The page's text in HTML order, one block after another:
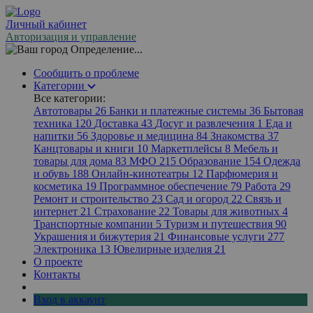
Личный кабинет
Авторизация и управление
Определение...
Сообщить о проблеме
Категории
Все категории:
Автотовары 26 Банки и платежные системы 36 Бытовая
техника 120 Доставка 43 Досуг и развлечения 1 Еда и
напитки 56 Здоровье и медицина 84 Знакомства 37
Канцтовары и книги 10 Маркетплейсы 8 Мебель и
товары для дома 83 МФО 215 Образование 154 Одежда
и обувь 188 Онлайн-кинотеатры 12 Парфюмерия и
косметика 19 Программное обеспечение 79 Работа 29
Ремонт и строительство 23 Сад и огород 22 Связь и
интернет 21 Страхование 22 Товары для животных 4
Транспортные компании 5 Туризм и путешествия 90
Украшения и бижутерия 21 Финансовые услуги 277
Электроника 13 Ювелирные изделия 21
О проекте
Контакты
Вход в аккаунт